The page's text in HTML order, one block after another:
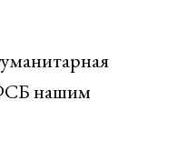
нашим